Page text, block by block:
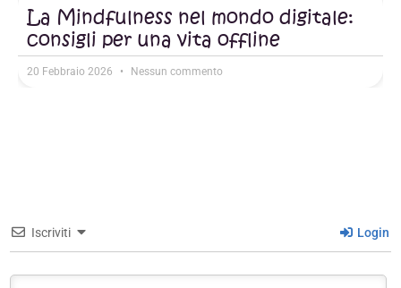
La Mindfulness nel mondo digitale:
consigli per una vita offline
20 Febbraio 2026 Nessun commento
Iscriviti Login